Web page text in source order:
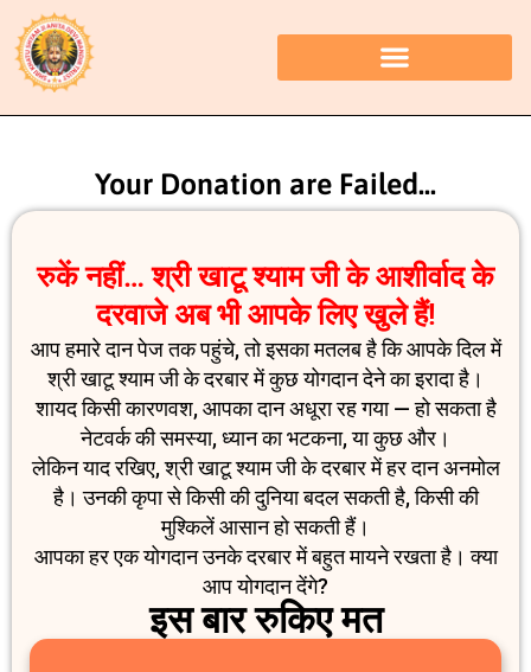
Your Donation are Failed...
रुकें नहीं… श्री खाटू श्याम जी के आशीर्वाद के
दरवाजे अब भी आपके लिए खुले हैं!
आप हमारे दान पेज तक पहुंचे, तो इसका मतलब है कि आपके दिल में
श्री खाटू श्याम जी के दरबार में कुछ योगदान देने का इरादा है।
शायद किसी कारणवश, आपका दान अधूरा रह गया — हो सकता है
नेटवर्क की समस्या, ध्यान का भटकना, या कुछ और।
लेकिन याद रखिए, श्री खाटू श्याम जी के दरबार में हर दान अनमोल
है। उनकी कृपा से किसी की दुनिया बदल सकती है, किसी की
मुश्किलें आसान हो सकती हैं।
आपका हर एक योगदान उनके दरबार में बहुत मायने रखता है। क्या
आप योगदान देंगे?
इस बार रुकिए मत